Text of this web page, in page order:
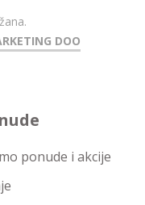
DOO
ponude i akcije